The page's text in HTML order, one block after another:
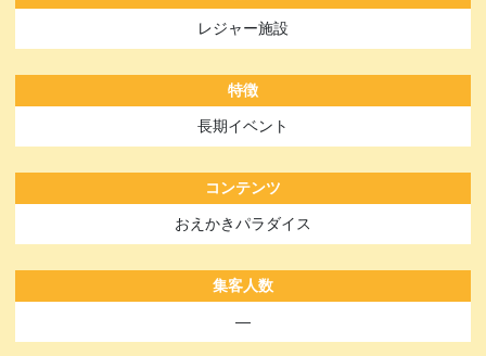
レジャー施設
特徴
長期イベント
コンテンツ
おえかきパラダイス
集客人数
―